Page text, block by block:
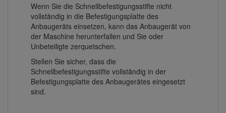
Wenn Sie die Schnellbefestigungsstifte nicht
vollständig in die Befestigungsplatte des
Anbaugeräts einsetzen, kann das Anbaugerät von
der Maschine herunterfallen und Sie oder
Unbeteiligte zerquetschen.
Stellen Sie sicher, dass die
Schnellbefestigungsstifte vollständig in der
Befestigungsplatte des Anbaugerätes eingesetzt
sind.